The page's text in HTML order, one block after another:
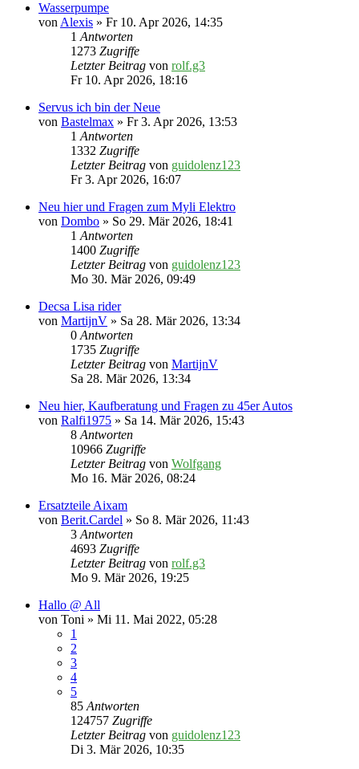
Wasserpumpe
vonAlexis » Fr 10. Apr 2026, 14:35
1Antworten
1273 Zugriffe
Letzter Beitrag von rolf.g3
Fr 10. Apr 2026, 18:16
Servus ich bin der Neue
von Bastelmax » Fr 3. Apr 2026, 13:53
1Antworten
1332 Zugriffe
Letzter Beitrag von guidolenz123
Fr 3. Apr 2026, 16:07
Neu hier und Fragen zum Myli Elektro
von Dombo » So 29. Mär 2026, 18:41
1Antworten
1400 Zugriffe
Letzter Beitrag von guidolenz123
Mo 30. Mär 2026, 09:49
Decsa Lisa rider
von MartijnV » Sa 28. Mär 2026, 13:34
0Antworten
1735 Zugriffe
Letzter Beitrag von MartijnV
Sa 28. Mär 2026, 13:34
Neu hier, Kaufberatung und Fragen zu 45er Autos
von Ralfi1975 » Sa 14. Mär 2026, 15:43
8Antworten
10966 Zugriffe
Letzter Beitrag von Wolfgang
Mo 16. Mär 2026, 08:24
Ersatzteile Aixam
von Berit.Cardel » So 8. Mär 2026, 11:43
3Antworten
4693 Zugriffe
Letzter Beitrag von rolf.g3
Mo 9. Mär 2026, 19:25
Hallo @ All
von Toni » Mi 11. Mai 2022, 05:28
1
2
3
4
5
85Antworten
124757 Zugriffe
Letzter Beitrag von guidolenz123
Di 3. Mär 2026, 10:35